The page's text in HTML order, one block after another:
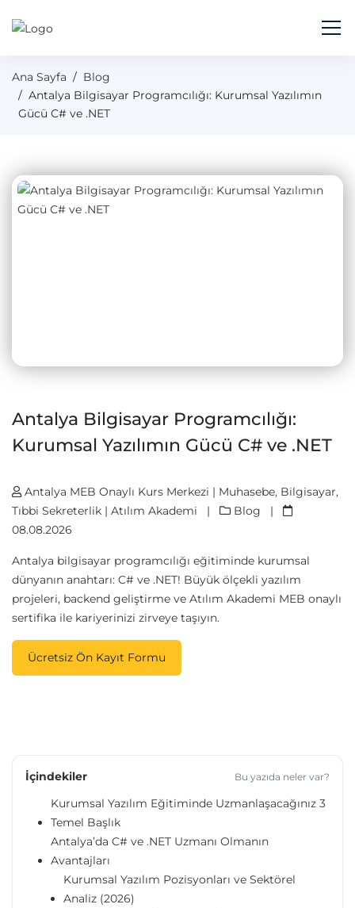
Ana Sayfa
Blog
Antalya Bilgisayar Programcılığı: Kurumsal Yazılımın
Gücü C# ve .NET
Antalya Bilgisayar Programcılığı:
Kurumsal Yazılımın Gücü C# ve .NET
Antalya MEB Onaylı Kurs Merkezi | Muhasebe, Bilgisayar,
Tıbbi Sekreterlik | Atılım Akademi | Blog |
08.08.2026
Antalya bilgisayar programcılığı eğitiminde kurumsal
dünyanın anahtarı: C# ve .NET! Büyük ölçekli yazılım
projeleri, backend geliştirme ve Atılım Akademi MEB onaylı
sertifika ile kariyerinizi zirveye taşıyın.
Ücretsiz Ön Kayıt Formu
İçindekiler Bu yazıda neler var?
Kurumsal Yazılım Eğitiminde Uzmanlaşacağınız 3
Temel Başlık
Antalya’da C# ve .NET Uzmanı Olmanın
Avantajları
Kurumsal Yazılım Pozisyonları ve Sektörel
Analiz (2026)